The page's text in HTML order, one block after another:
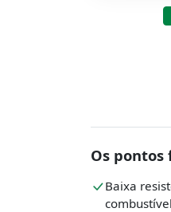
Os
Baixa